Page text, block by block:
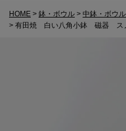
HOME 鉢・ボウル
中鉢・ボウ
有田焼 白い八角小鉢 磁器 ス